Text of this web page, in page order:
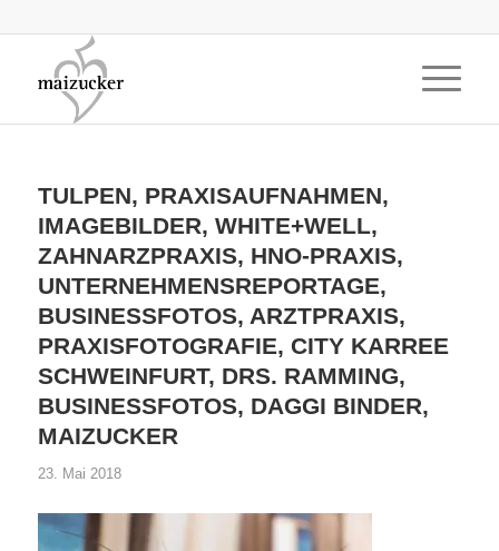
TULPEN, PRAXISAUFNAHMEN,
IMAGEBILDER, WHITE+WELL,
ZAHNARZPRAXIS, HNO-PRAXIS,
UNTERNEHMENSREPORTAGE,
BUSINESSFOTOS, ARZTPRAXIS,
PRAXISFOTOGRAFIE, CITY KARREE
SCHWEINFURT, DRS. RAMMING,
BUSINESSFOTOS, DAGGI BINDER,
MAIZUCKER
23. Mai 2018